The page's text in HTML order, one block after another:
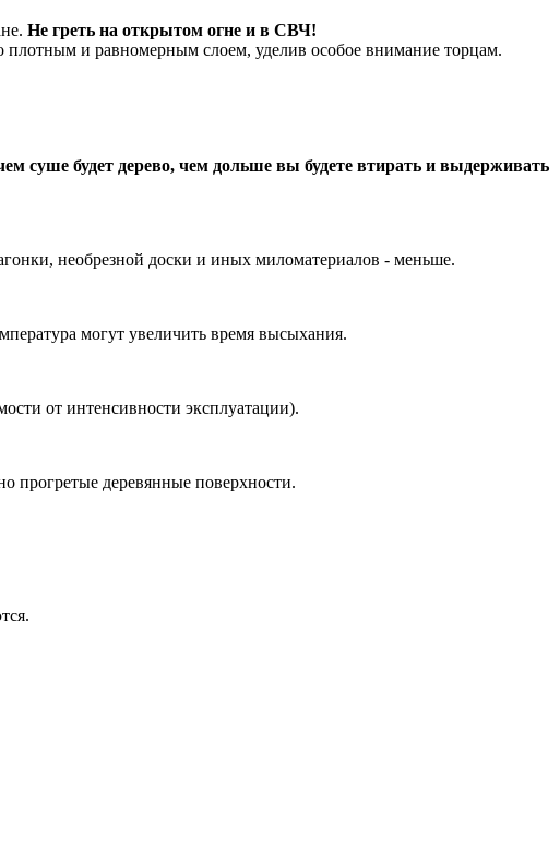
Не греть на открытом огне и в СВЧ!
плотным и равномерным слоем, уделив особое внимание торцам.
суше будет дерево, чем дольше вы будете втирать и выдерживать
необрезной доски и иных миломатериалов - меньше.
могут увеличить время высыхания.
от интенсивности эксплуатации).
прогретые деревянные поверхности.